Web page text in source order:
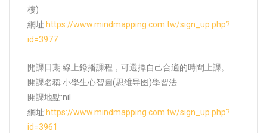
樓)
網址:https://www.mindmapping.com.tw/sign_up.php?
id=3977
開課日期:線上錄播課程，可選擇自己合適的時間上課。
開課名稱:小學生心智圖(思维导图)學習法
開課地點:nil
網址:https://www.mindmapping.com.tw/sign_up.php?
id=3961